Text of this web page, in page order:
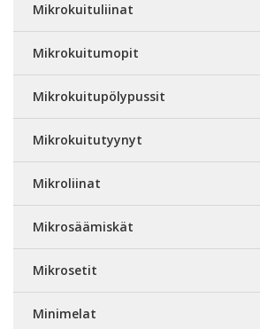
Mikrokuituliinat
Mikrokuitumopit
Mikrokuitupölypussit
Mikrokuitutyynyt
Mikroliinat
Mikrosäämiskät
Mikrosetit
Minimelat